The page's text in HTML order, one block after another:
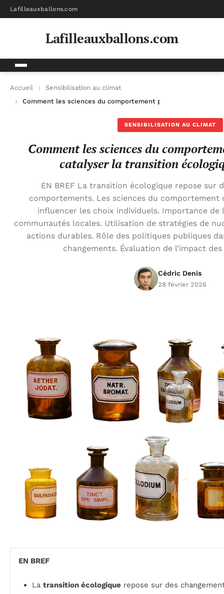
Lafilleauxballons.com
Lafilleauxballons.com
Accueil
Sensibilisation au climat
Comment les sciences du comportement peuvent-elles
SENSIBILISATION AU CLIMAT
Comment les sciences du
catalyser la transition
EN BREF La transition écologique repose sur
comportements. Les sciences du
influencer les choix individuels. Importance de
communautés locales. Utilisation de stratégies de
actions durables. Rôle des politiques publiques
changements. Évaluation de l’impact
Cédric Denis
28 février 2026
EN BREF
La transition écologique repose sur des